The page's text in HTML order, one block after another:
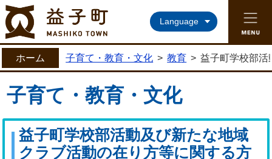
益子町ホームページ
Language
ホーム 子育て・教育・文化 > 教育 > 益子町学校部活
子育て・教育・文化
益子町学校部活動及び新たな地域
クラブ活動の在り方等に関する方